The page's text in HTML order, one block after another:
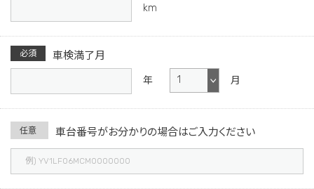
km
必須 車検満了月
年 月
任意 車台番号がお分かりの場合はご入力ください